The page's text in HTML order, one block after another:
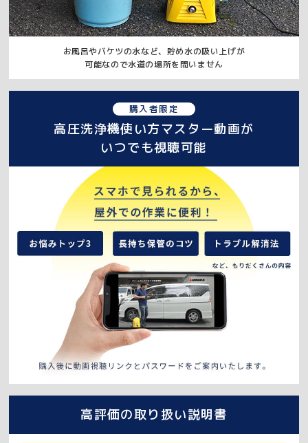
お風呂やバケツの水など、貯め水の吸い上げが
可能なので水道の場所を問いません
購入者限定
高圧洗浄機使い方マスター動画が
いつでも視聴可能
高評価の取り扱い説明書